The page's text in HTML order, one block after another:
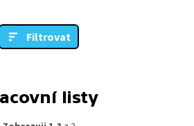
Filtrovat
listy